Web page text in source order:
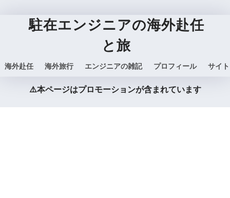
駐在エンジニアの海外赴任
と旅
海外赴任 海外旅行 エンジニアの雑記 プロフィール サイ
⚠️本ページはプロモーションが含まれています